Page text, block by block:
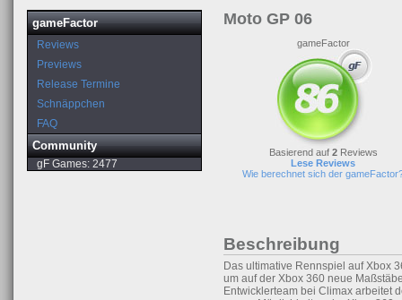
Moto GP 06
gameFactor
Basierend auf 2 Reviews
Lese Reviews
Wie berechnet sich der
Beschreibung
Das ultimative Rennspiel auf Xbox
um auf der Xbox 360 neue
Entwicklerteam bei Climax arbeitet
gameFactor
Reviews
Previews
Release Termine
Schnäppchen
FAQ
Community
gF Games: 2477